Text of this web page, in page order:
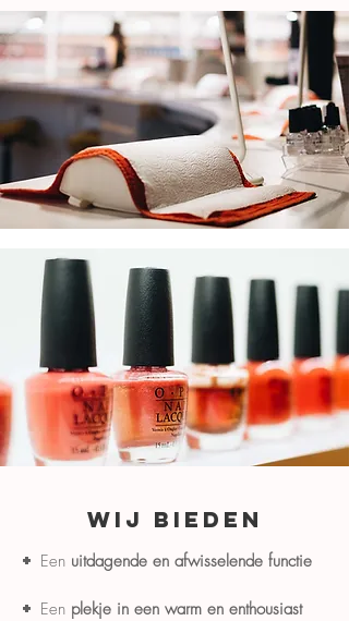
WIJ BIEDEN
+ Een uitdagende en afwisselende functie
+ Een plekje in een warm en enthousiast